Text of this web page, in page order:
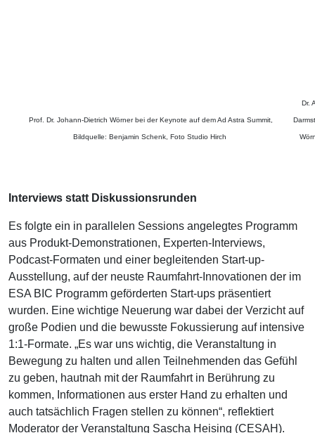
Prof. Dr. Johann-Dietrich Wörner bei der Keynote auf dem Ad Astra Summit,
Bildquelle: Benjamin Schenk, Foto Studio Hirch
Dr.
Interviews statt Diskussionsrunden
Es folgte ein in parallelen Sessions angelegtes Programm
aus Produkt-Demonstrationen, Experten-Interviews,
Podcast-Formaten und einer begleitenden Start-up-
Ausstellung, auf der neuste Raumfahrt-Innovationen der im
ESA BIC Programm geförderten Start-ups präsentiert
wurden. Eine wichtige Neuerung war dabei der Verzicht auf
große Podien und die bewusste Fokussierung auf intensive
1:1-Formate. „Es war uns wichtig, die Veranstaltung in
Bewegung zu halten und allen Teilnehmenden das Gefühl
zu geben, hautnah mit der Raumfahrt in Berührung zu
kommen, Informationen aus erster Hand zu erhalten und
auch tatsächlich Fragen stellen zu können“, reflektiert
Moderator der Veranstaltung Sascha Heising (CESAH).